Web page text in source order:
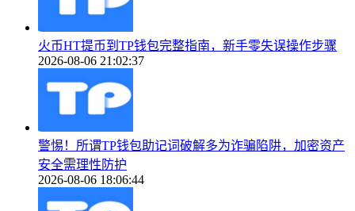
火币HT提币到TP钱包完整指南，新手零失误操作步骤
2026-08-06 21:02:37
警惕！所谓TP钱包助记词破解多为诈骗陷阱，加密资产
安全需理性防护
2026-08-06 18:06:44